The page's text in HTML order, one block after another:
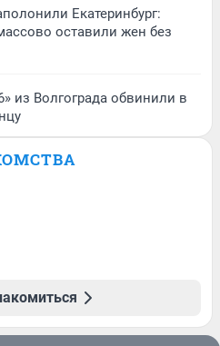
Екатеринбург:
оставили жен без
из Волгограда обвинили в